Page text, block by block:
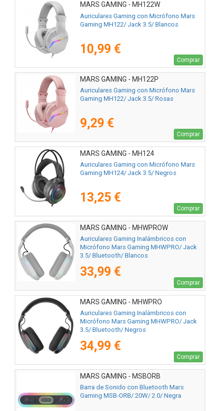
MARS GAMING - MH122W
Auriculares Gaming con Micrófono Mars
Gaming MH122/ Jack 3.5/ Blancos
10,99 €
Comprar
MARS GAMING - MH122P
Auriculares Gaming con Micrófono Mars
Gaming MH122/ Jack 3.5/ Rosas
9,29 €
Comprar
MARS GAMING - MH124
Auriculares Gaming con Micrófono Mars
Gaming MH124/ Jack 3.5/ Negros
13,25 €
Comprar
MARS GAMING - MHWPROW
Auriculares Gaming Inalámbricos con
Micrófono Mars Gaming MHWPRO/ Jack
3.5/ Bluetooth/ Blancos
33,99 €
Comprar
MARS GAMING - MHWPRO
Auriculares Gaming Inalámbricos con
Micrófono Mars Gaming MHWPRO/ Jack
3.5/ Bluetooth/ Negros
34,99 €
Comprar
MARS GAMING - MSBORB
Barra de Sonido con Bluetooth Mars
Gaming MSB-ORB/ 20W/ 2.0/ Negra